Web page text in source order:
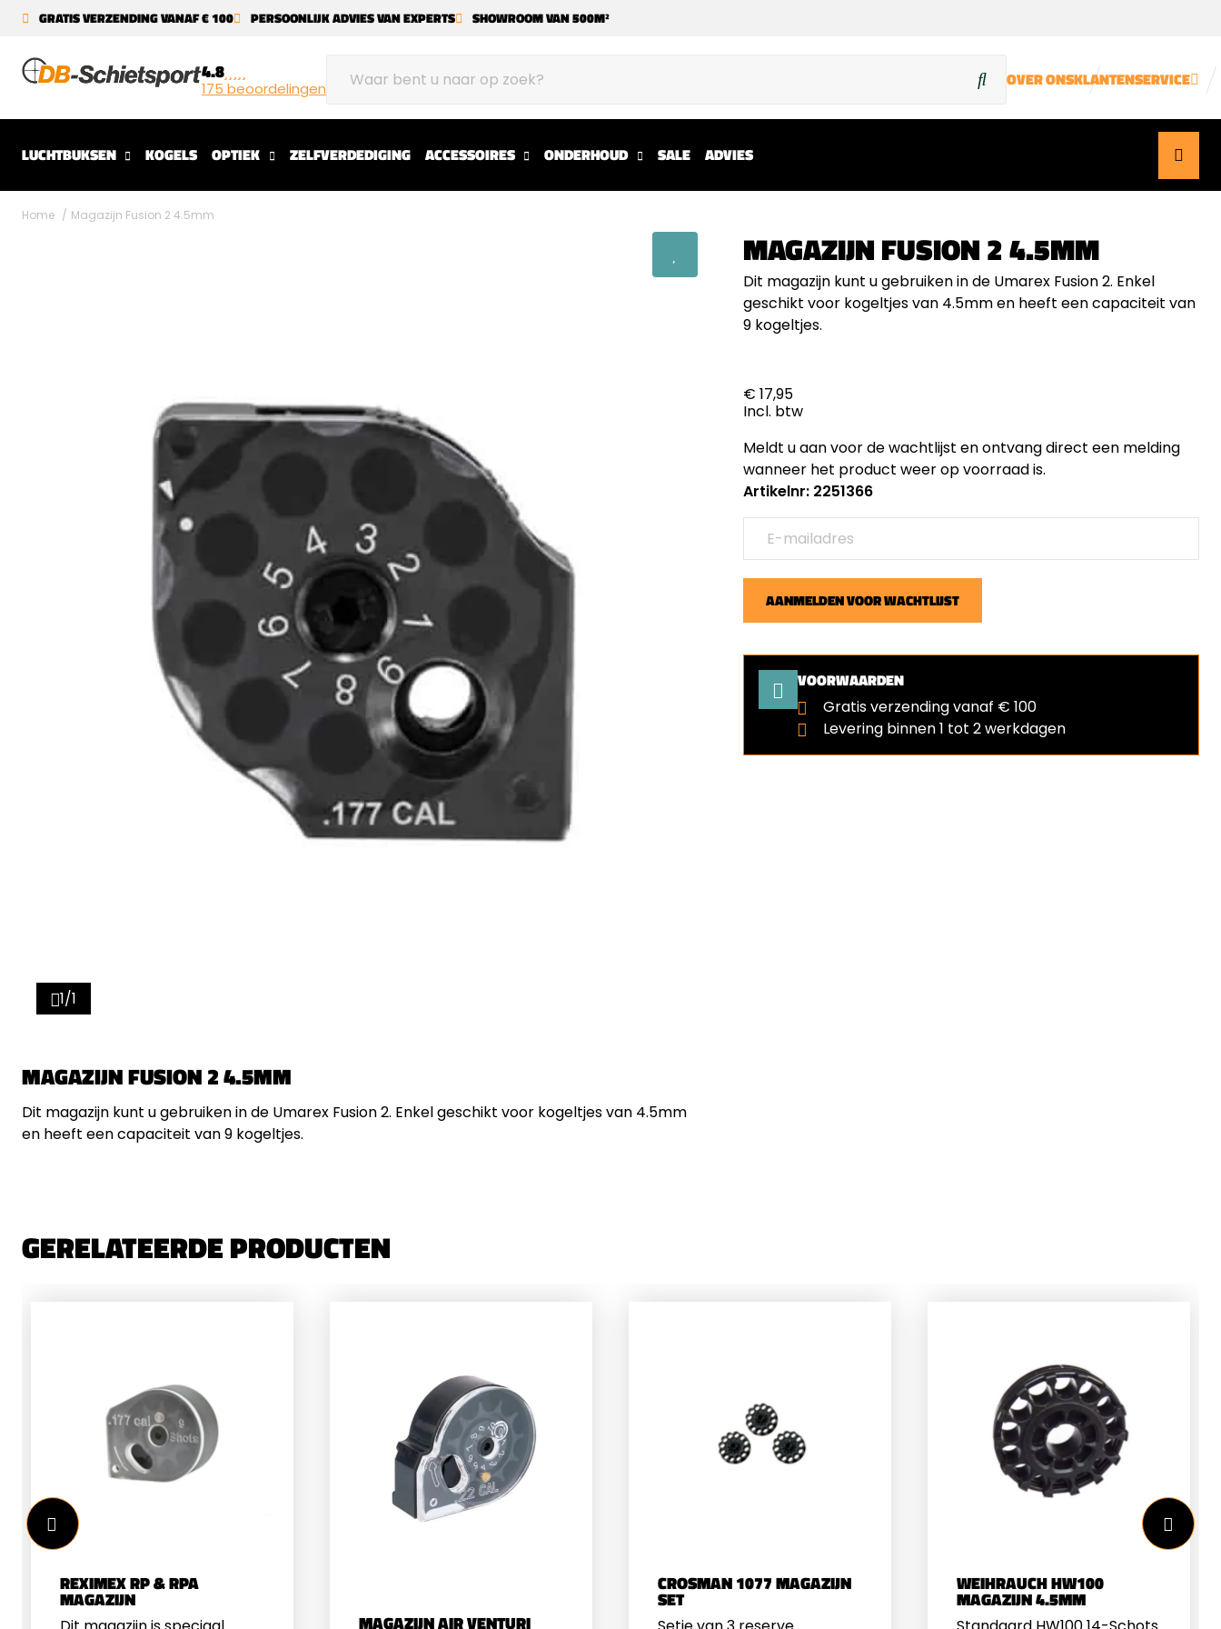
GRATIS VERZENDING VANAF € 100 PERSOONLIJK ADVIES VAN EXPERTS SHOWROOM VAN 500M²
4.8
175 beoordelingen OVER ONSKLANTENSERVICE
LUCHTBUKSEN KOGELS OPTIEK ZELFVERDEDIGING ACCESSOIRES ONDERHOUD SALE ADVIES
Home Magazijn Fusion 2 4.5mm
1/1
MAGAZIJN FUSION 2 4.5MM
Dit magazijn kunt u gebruiken in de Umarex Fusion 2. Enkel geschikt voor kogeltjes van 4.5mm
en heeft een capaciteit van 9 kogeltjes.
MAGAZIJN FUSION 2 4.5MM
Dit magazijn kunt u gebruiken in de Umarex Fusion 2. Enkel
geschikt voor kogeltjes van 4.5mm en heeft een capaciteit van
9 kogeltjes.
€ 17,95
Incl. btw
Meldt u aan voor de wachtlijst en ontvang direct een melding
wanneer het product weer op voorraad is.
Artikelnr: 2251366
AANMELDEN VOOR WACHTLIJST
VOORWAARDEN
Gratis verzending vanaf € 100
Levering binnen 1 tot 2 werkdagen
GERELATEERDE PRODUCTEN
REXIMEX RP & RPA
MAGAZIJN
MAGAZIJN AIR VENTURI
CROSMAN 1077 MAGAZIJN
SET
WEIHRAUCH HW100
MAGAZIJN 4.5MM